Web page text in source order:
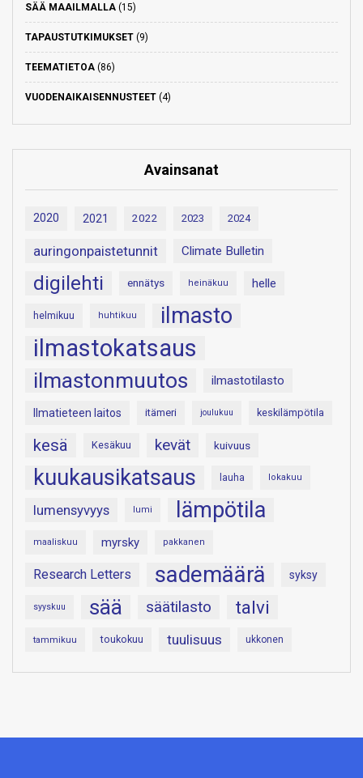
SÄÄ MAAILMALLA (15)
TAPAUSTUTKIMUKSET (9)
TEEMATIETOA (86)
VUODENAIKAISENNUSTEET (4)
Avainsanat
2020 2021 2022 2023 2024
auringonpaistetunnit Climate Bulletin
digilehti ennätys heinäkuu helle
helmikuu huhtikuu ilmasto
ilmastokatsaus
ilmastonmuutos ilmastotilasto
Ilmatieteen laitos itämeri joulukuu keskilämpötila
kesä Kesäkuu kevät kuivuus
kuukausikatsaus lauha lokakuu
lumensyvyys lumi lämpötila
maaliskuu myrsky pakkanen
Research Letters sademäärä syksy
syyskuu sää säätilasto talvi
tammikuu toukokuu tuulisuus ukkonen